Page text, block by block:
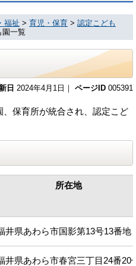
福祉 > 育児・保育 > 認定こども
園一覧
日 2024年4月1日｜ ページID 005391
保育所が統合され、認定こど
所在地
井県あわら市国影第13号13番地
井県あわら市春宮三丁目24番20